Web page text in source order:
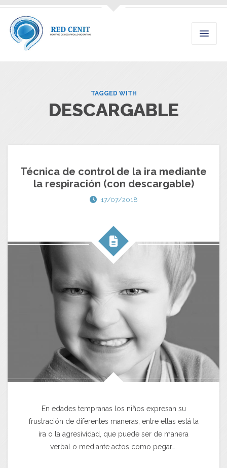
TAGGED WITH
DESCARGABLE
Técnica de control de la ira mediante
la respiración (con descargable)
17/07/2018
En edades tempranas los niños expresan su
frustración de diferentes maneras, entre ellas está la
ira o la agresividad, que puede ser de manera
verbal o mediante actos como pegar….